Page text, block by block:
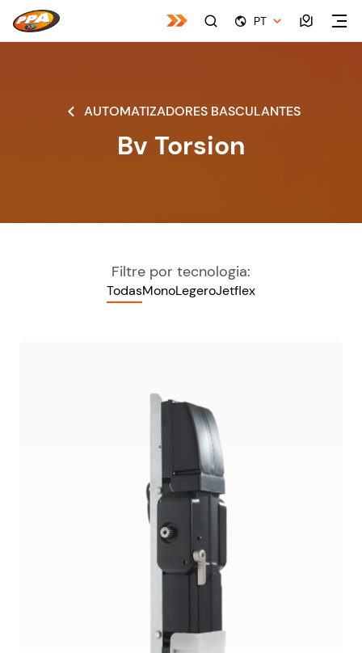
PT
AUTOMATIZADORES BASCULANTES
Bv Torsion
Filtre por tecnologia:
TodasMonoLegeroJetflex